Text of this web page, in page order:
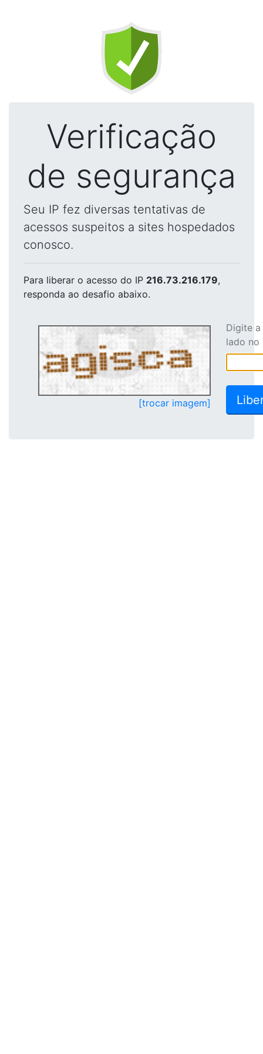
Verificação
de segurança
Seu IP fez diversas tentativas de
acessos suspeitos a sites hospedados
conosco.
Para liberar o acesso do IP 216.73.216.179,
responda ao desafio abaixo.
[trocar imagem]
Digite
lado no